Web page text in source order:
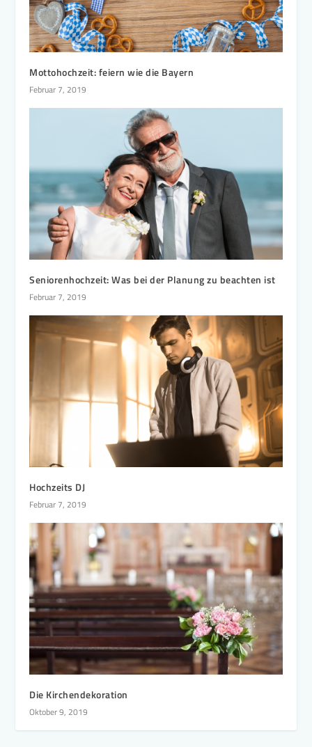
Mottohochzeit: feiern wie die Bayern
Februar 7, 2019
Seniorenhochzeit: Was bei der Planung zu beachten ist
Februar 7, 2019
Hochzeits DJ
Februar 7, 2019
Die Kirchendekoration
Oktober 9, 2019